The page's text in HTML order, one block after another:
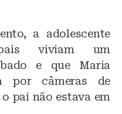
a adolescente
viviam um
e que Maria
por câmeras de
pai não estava em